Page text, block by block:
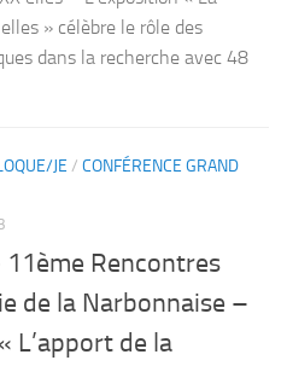
» célèbre le rôle des
dans la recherche avec 48
JE / CONFÉRENCE GRAND
Rencontres
de la Narbonnaise –
L’apport de la